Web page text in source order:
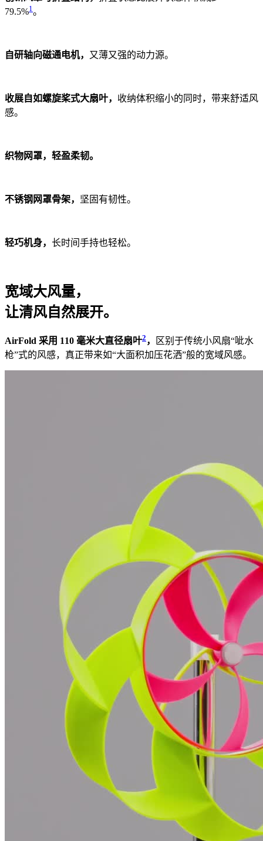
79.5%1 。
自研轴向磁通电机， 又薄又强的动力源。
收展自如螺旋桨式大扇叶， 收纳体积缩小的同时，带来舒适风
感。
织物网罩，轻盈柔韧。
不锈钢网罩骨架， 坚固有韧性。
轻巧机身， 长时间手持也轻松。
宽域大风量，
让清风自然展开。
AirFold 采用 110 毫米大直径扇叶2 ，
区别于传统小风扇“呲水
枪”式的风感，真正带来如“大面积加压花洒”般的宽域风感。